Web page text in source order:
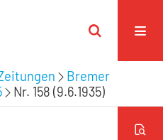
Bremer
Nr. 158 (9.6.1935)